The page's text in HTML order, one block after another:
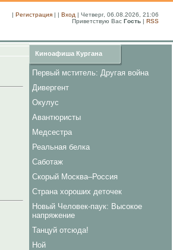
| Регистрация | | Вход | Четверг, 06.08.2026, 21:06
Приветствую Вас Гость | RSS
Киноафиша Кургана
Первый мститель: Другая война
Дивергент
Окулус
Авантюристы
Медсестра
Реальная белка
Саботаж
Скорый Москва–Россия
Страна хороших деточек
Новый Человек-паук: Высокое
напряжение
Танцуй отсюда!
Ной